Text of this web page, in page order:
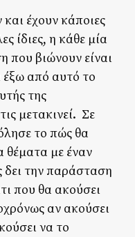
και έχουν κάποιες
ίδιες, η κάθε μία
που βιώνουν είναι
έξω από αυτό το
της
μετακινεί. Σε
το πώς θα
θέματα με έναν
την παράσταση
που θα ακούσει
αν ακούσει
να το